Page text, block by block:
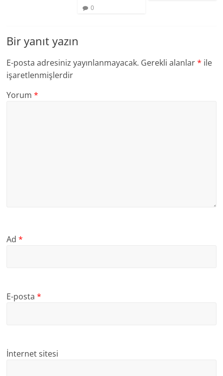
0
Bir yanıt yazın
E-posta adresiniz yayınlanmayacak. Gerekli alanlar* ile
işaretlenmişlerdir
Yorum*
Ad*
E-posta*
İnternet sitesi